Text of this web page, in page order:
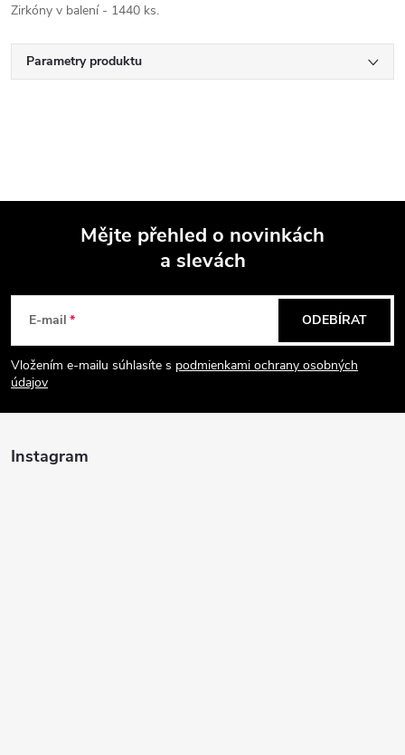
Zirkóny v balení - 1440 ks.
Parametry produktu
p
a
Mějte přehled o novinkách
a slevách
E-mail
Vložením e-mailu súhlasíte s podmienkami ochrany osobných
údajov
ODEBÍRAT
Instagram